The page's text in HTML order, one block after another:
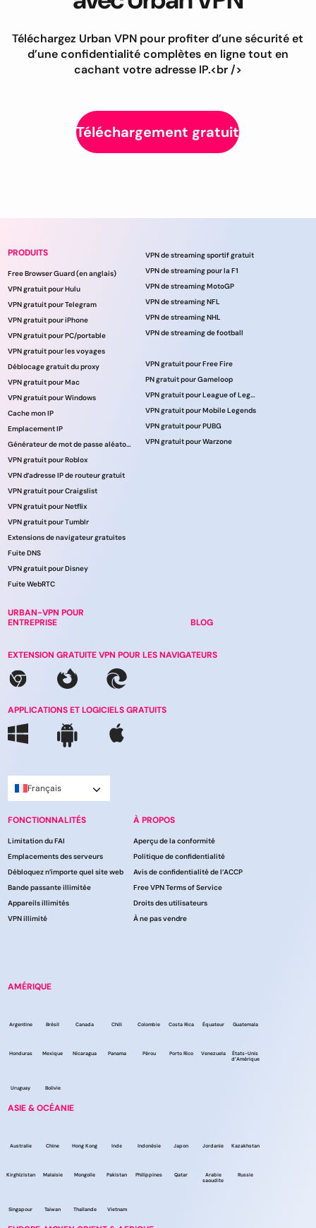
Téléchargez Urban VPN pour profiter d’une sécurité et
d’une confidentialité complètes en ligne tout en
cachant votre adresse IP.<br />
Téléchargement gratuit
PRODUITS
Free Browser Guard (en anglais)
VPN gratuit pour Hulu
VPN gratuit pour Telegram
VPN gratuit pour iPhone
VPN gratuit pour PC/portable
VPN gratuit pour les voyages
Déblocage gratuit du proxy
VPN gratuit pour Mac
VPN gratuit pour Windows
Cache mon IP
Emplacement IP
Générateur de mot de passe aléatoire
VPN gratuit pour Roblox
VPN d’adresse IP de routeur gratuit
VPN gratuit pour Craigslist
VPN gratuit pour Netflix
VPN gratuit pour Tumblr
Extensions de navigateur gratuites
Fuite DNS
VPN gratuit pour Disney
Fuite WebRTC
URBAN-VPN POUR
ENTREPRISE
VPN de streaming sportif gratuit
VPN de streaming pour la F1
VPN de streaming MotoGP
VPN de streaming NFL
VPN de streaming NHL
VPN de streaming de football
VPN gratuit pour Free Fire
PN gratuit pour Gameloop
VPN gratuit pour League of Legends
VPN gratuit pour Mobile Legends
VPN gratuit pour PUBG
VPN gratuit pour Warzone
BLOG
EXTENSION GRATUITE VPN POUR LES NAVIGATEURS
APPLICATIONS ET LOGICIELS GRATUITS
Français
FONCTIONNALITÉS
Limitation du FAI
Emplacements des serveurs
Débloquez n’importe quel site web
Bande passante illimitée
Appareils illimités
VPN illimité
À PROPOS
Aperçu de la conformité
Politique de confidentialité
Avis de confidentialité de l’ACCP
Free VPN Terms of Service
Droits des utilisateurs
À ne pas vendre
AMÉRIQUE
Argentine Brésil Canada Chili Colombie Costa Rica Équateur Guatemala
Honduras Mexique Nicaragua Panama Pérou Porto Rico Venezuela
États-Unis
d’Amérique
Uruguay Bolivie
ASIE & OCÉANIE
Australie Chine Hong Kong Inde Indonésie Japon Jordanie Kazakhstan
Kirghizistan Malaisie Mongolie Pakistan Philippines Qatar
Arabie
saoudite
Russie
Singapour Taiwan Thaïlande Vietnam